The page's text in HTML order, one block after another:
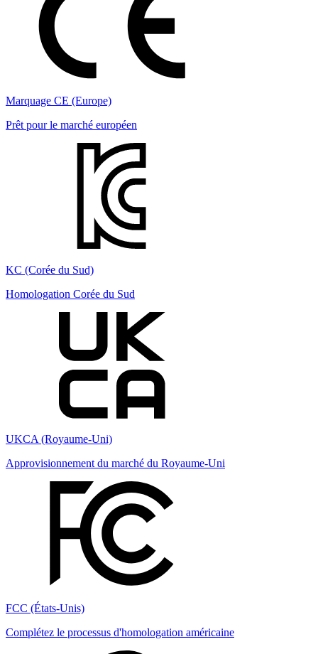
Marquage CE (Europe)
Prêt pour le marché européen
KC (Corée du Sud)
Homologation Corée du Sud
UKCA (Royaume-Uni)
Approvisionnement du marché du Royaume-Uni
FCC (États-Unis)
Complétez le processus d'homologation américaine